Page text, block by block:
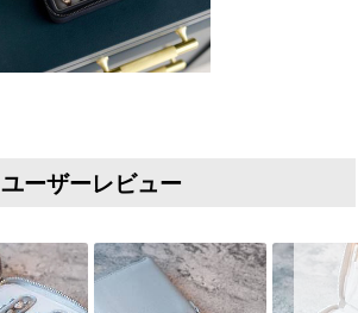
ユーザーレビュー